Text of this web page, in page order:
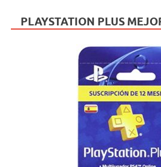
PLAYSTATION PLUS